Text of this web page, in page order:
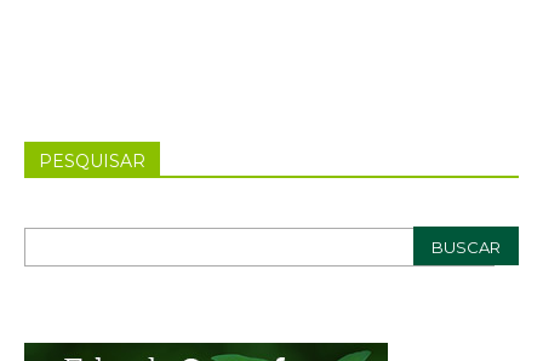
PESQUISAR